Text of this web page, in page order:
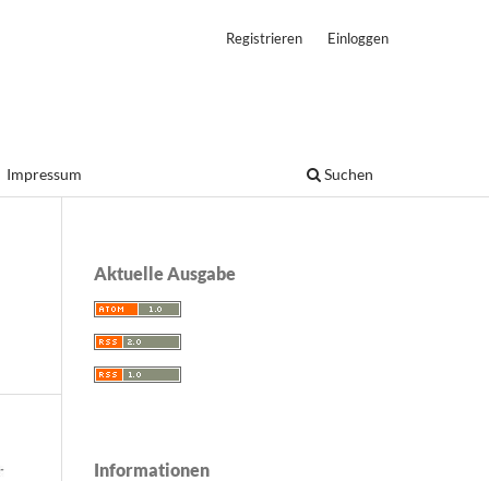
Impressum Suchen
Registrieren Einloggen
Aktuelle Ausgabe
Informationen